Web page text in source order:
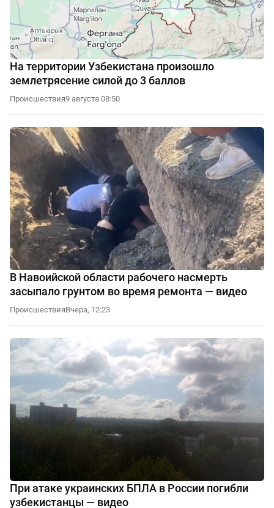
На территории Узбекистана произошло
землетрясение силой до 3 баллов
Происшествия9 августа 08:50
В Навоийской области рабочего насмерть
засыпало грунтом во время ремонта — видео
ПроисшествияВчера, 12:23
При атаке украинских БПЛА в России погибли
узбекистанцы — видео